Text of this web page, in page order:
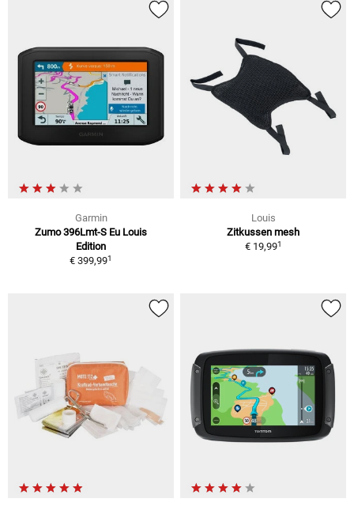
Garmin
Zumo 396Lmt-S Eu Louis
Edition
€ 399,991
Louis
Zitkussen mesh
€ 19,991